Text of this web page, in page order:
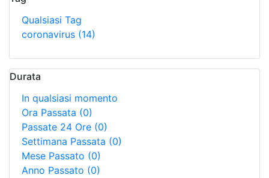
Qualsiasi Tag
coronavirus (14)
Durata
In qualsiasi momento
Ora Passata (0)
Passate 24 Ore (0)
Settimana Passata (0)
Mese Passato (0)
Anno Passato (0)